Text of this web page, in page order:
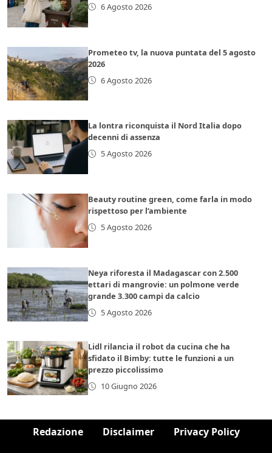
6 Agosto 2026
Prometeo tv, la nuova puntata del 5 agosto
2026
6 Agosto 2026
La lontra riconquista il Nord Italia dopo
decenni di assenza
5 Agosto 2026
Beauty routine green, come farla in modo
rispettoso per l’ambiente
5 Agosto 2026
Neya riforesta il Madagascar con 2.500
ettari di mangrovie: un polmone verde
grande 3.300 campi da calcio
5 Agosto 2026
Lidl rilancia il robot da cucina che ha
sfidato il Bimby: tutte le funzioni a un
prezzo piccolissimo
10 Giugno 2026
Redazione Disclaimer Privacy Policy